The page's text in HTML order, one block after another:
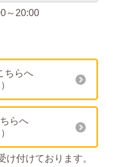
～20:00
ちらへ
らへ
付けております。